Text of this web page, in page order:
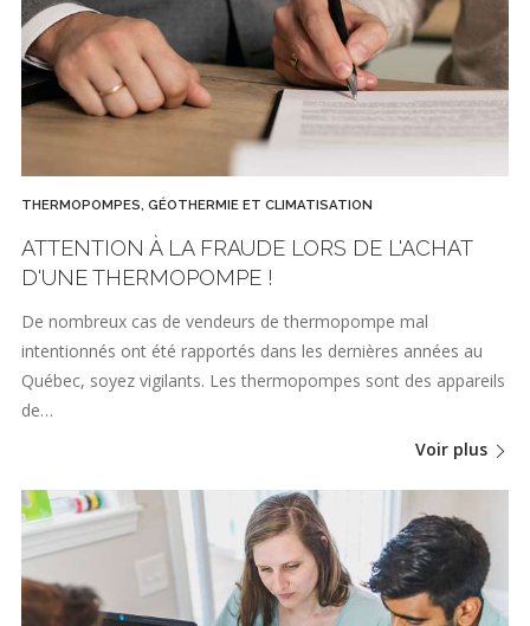
THERMOPOMPES, GÉOTHERMIE ET CLIMATISATION
ATTENTION À LA FRAUDE LORS DE L'ACHAT
D'UNE THERMOPOMPE !
De nombreux cas de vendeurs de thermopompe mal
intentionnés ont été rapportés dans les dernières années au
Québec, soyez vigilants. Les thermopompes sont des appareils
de…
Voir plus